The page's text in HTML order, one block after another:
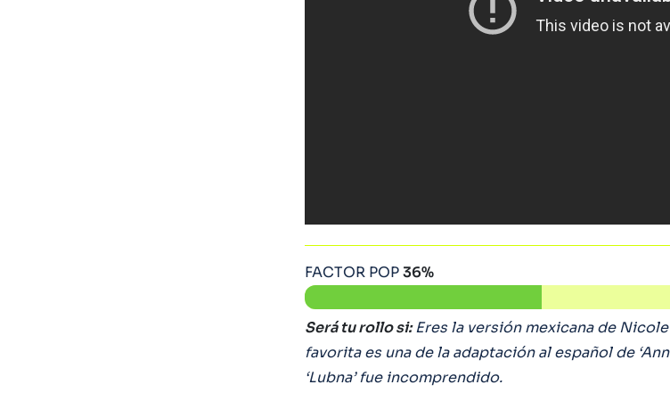
FACTOR POP36%
Será tu rollo si:Eres la versión mexicana de
favorita es una de la adaptación al español de
‘Lubna’ fue incomprendido.